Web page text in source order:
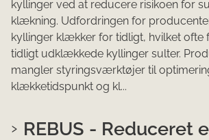
kyllinger ved at reducere risikoen for
klækning. Udfordringen for
kyllinger klækker for tidligt, hvilket ofte
tidligt udklækkede kyllinger sulter.
mangler styringsværktøjer til
klækketidspunkt og kl...
REBUS - Reduceret